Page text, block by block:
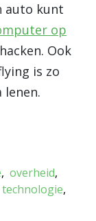
auto kunt
op
Ook
is zo
lenen.
overheid
technologie